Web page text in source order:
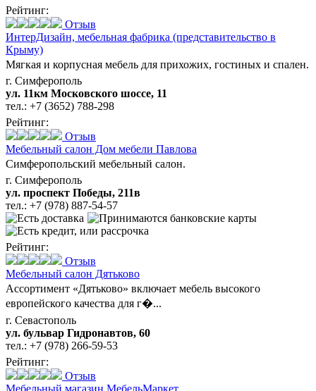
Рейтинг:
Отзыв
ИнтерДизайн, мебельная фабрика (представительство в
Крыму)
Мягкая и корпусная мебель для прихожих, гостиных и спален.
г. Симферополь
ул. 11км Московского шоссе, 11
тел.: +7 (3652) 788-298
Рейтинг:
Отзыв
Мебельный салон Дом мебели Павлова
Симферопольский мебельный салон.
г. Симферополь
ул. проспект Победы, 211в
тел.: +7 (978) 887-54-57
Рейтинг:
Отзыв
Мебельный салон Дятьково
Ассортимент «Дятьково» включает мебель высокого
европейского качества для г�...
г. Севастополь
ул. бульвар Гидронавтов, 60
тел.: +7 (978) 266-59-53
Рейтинг:
Отзыв
Мебельный магазин МебельМаркет